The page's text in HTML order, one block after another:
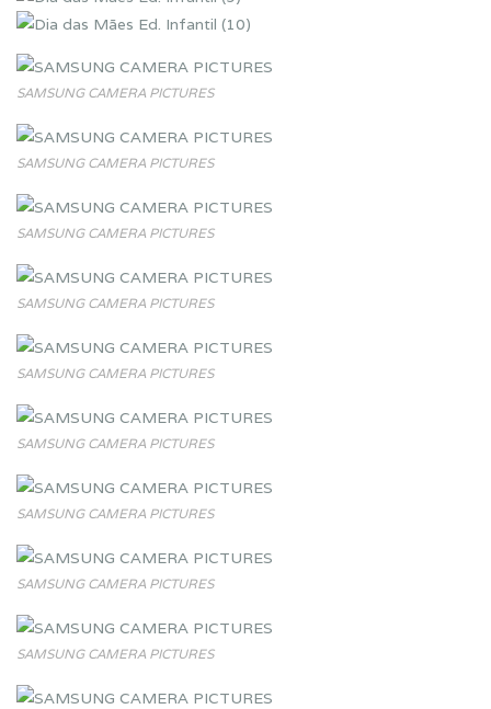
SAMSUNG CAMERA PICTURES
SAMSUNG CAMERA PICTURES
SAMSUNG CAMERA PICTURES
SAMSUNG CAMERA PICTURES
SAMSUNG CAMERA PICTURES
SAMSUNG CAMERA PICTURES
SAMSUNG CAMERA PICTURES
SAMSUNG CAMERA PICTURES
SAMSUNG CAMERA PICTURES